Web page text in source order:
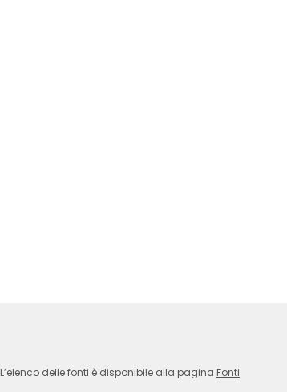
L’elenco delle fonti è disponibile alla pagina Fonti